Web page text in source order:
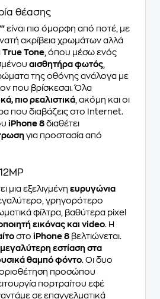
θέασης
είναι πιο όμορφη από ποτέ, με
ακρίβεια χρωμάτων αλλά
True Tone , όπου μέσω ενός
αισθητήρα φωτός
της οθόνης ανάλογα με
που βρίσκεσαι. Όλα
πιο ρεαλιστικά , ακόμη και οι
που διαβάζεις στο Internet.
iPhone 8 διαθέτει
για προστασία από
μια εξελιγμένη ευρυγώνια
γρηγορότερο
φίλτρα, βαθύτερα pixel
εικόνας και video. Η
στο iPhone 8 βελτιώνεται.
μεγαλύτερη εστίαση στα
θαμπό φόντο. Οι δυο
οριοθέτηση προσώπου
πορτραίτου εφέ
σε επαγγελματικά